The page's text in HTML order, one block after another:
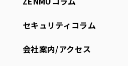
セキュリティコラム
会社案内/アクセス